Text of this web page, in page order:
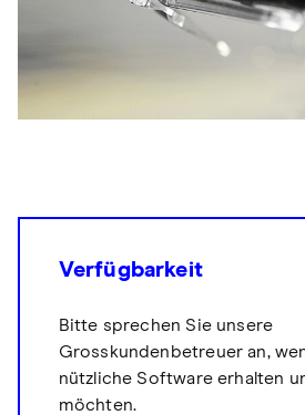
Verfügbarkeit
Bitte sprechen Sie unsere
Grosskundenbetreuer an,
nützliche Software erhalten
möchten.